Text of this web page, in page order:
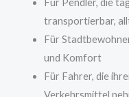
Für Pendler, die
transportierbar,
Für
und Komfort
Für Fahrer, die